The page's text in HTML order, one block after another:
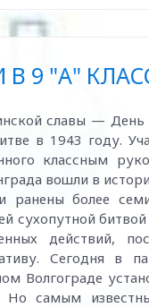
9 "А"
славы —
в 1943 году.
классным
вошли в
более
сухопутной
действий,
Сегодня в
Волгограде
Но самым